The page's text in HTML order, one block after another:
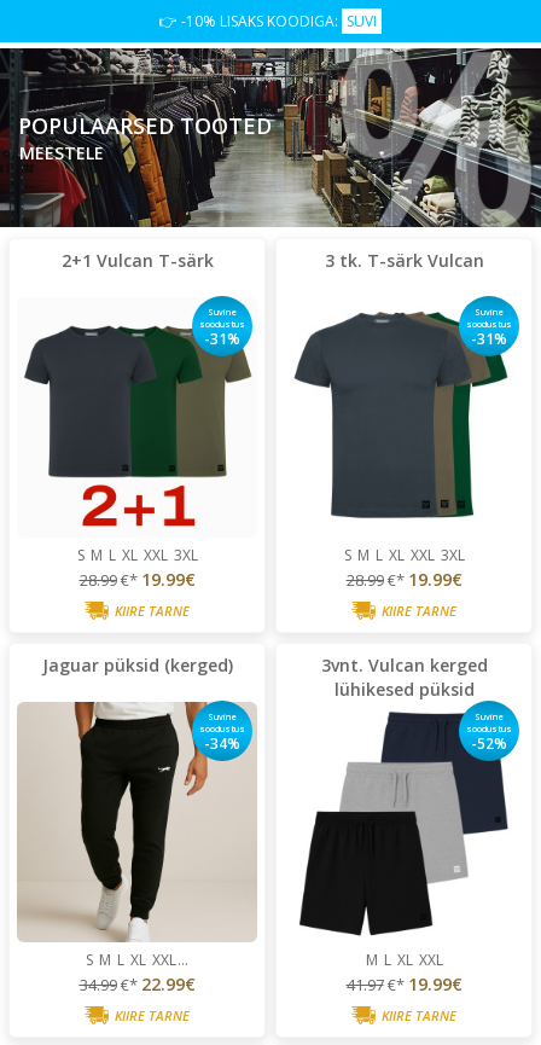
👉 -10% LISAKS KOODIGA: SUVI
POPULAARSED TOOTED
MEESTELE %
2+1 Vulcan T-särk
Suvine
soodustus
-31%
S M L XL XXL 3XL
28.99€* 19.99€
KIIRE TARNE
3 tk. T-särk Vulcan
Suvine
soodustus
-31%
S M L XL XXL 3XL
28.99€* 19.99€
KIIRE TARNE
Jaguar püksid (kerged)
Suvine
soodustus
-34%
S M L XL XXL...
34.99€* 22.99€
KIIRE TARNE
3vnt. Vulcan kerged
lühikesed püksid
Suvine
soodustus
-52%
M L XL XXL
41.97€* 19.99€
KIIRE TARNE